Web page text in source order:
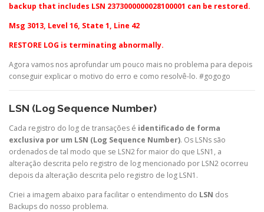
backup that includes LSN 2373000000028100001 can be restored.
Msg 3013, Level 16, State 1, Line 42
RESTORE LOG is terminating abnormally.
Agora vamos nos aprofundar um pouco mais no problema para depois
conseguir explicar o motivo do erro e como resolvê-lo. #gogogo
LSN (Log Sequence Number)
Cada registro do log de transações é identificado de forma
exclusiva por um LSN (Log Sequence Number). Os LSNs são
ordenados de tal modo que se LSN2 for maior do que LSN1, a
alteração descrita pelo registro de log mencionado por LSN2 ocorreu
depois da alteração descrita pelo registro de log LSN1.
Criei a imagem abaixo para facilitar o entendimento do LSN dos
Backups do nosso problema.